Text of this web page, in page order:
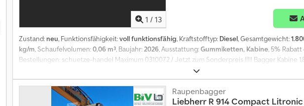
1 / 13
Zustand: neu, Funktionsfähigkeit:voll funktionsfähig, Kraftstofftyp: Diesel, Gesamtgewicht:
kg/m, Schaufelvolumen:0,06 m³, Baujahr:2026, Ausstattung:Gummiketten, Kabine, 5%
Bestellungen: schuetze-handel Maximum 0310072 / Jetzt zum Sonderpreis !!!!! Bagger Kabine
3Zylinder 179cmGrabtiefe Vollkabine, Heizung, Crodpfxoy Exiuo Ak Djf Schaufel mit
Schaufelhöhe, Gummi Raupenantrieb 163cm,23cm Breit, 360° Wendekreis Maße
Raupenbagger
Liebherr R 914 Compact Litronic